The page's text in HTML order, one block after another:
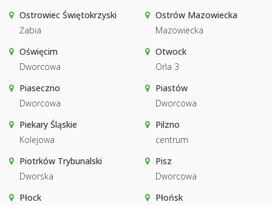
Ostrowiec Świętokrzyski
Żabia
Ostrów Mazowiecka
Mazowiecka
Oświęcim
Dworcowa
Otwock
Orla 3
Piaseczno
Dworcowa
Piastów
Dworcowa
Piekary Śląskie
Kolejowa
Pilzno
centrum
Piotrków Trybunalski
Dworska
Pisz
Dworcowa
Płock
Płońsk